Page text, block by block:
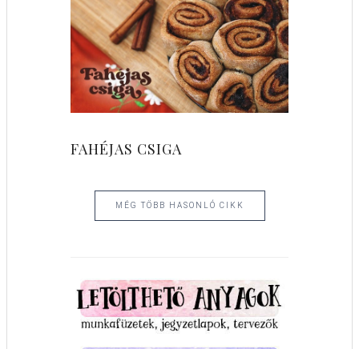
FAHÉJAS CSIGA
MÉG TÖBB HASONLÓ CIKK